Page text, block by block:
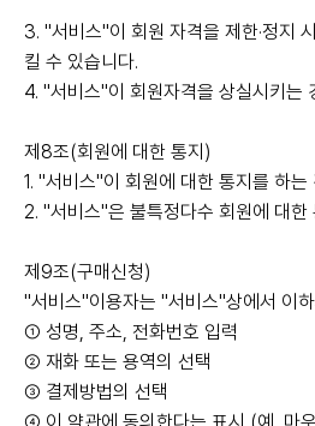
3. "서비스"이 회원 자격을 제한·정지
킬 수 있습니다.
4. "서비스"이 회원자격을 상실시키는
제8조(회원에 대한 통지)
1. "서비스"이 회원에 대한 통지를 하
2. "서비스"은 불특정다수 회원에 대
제9조(구매신청)
"서비스"이용자는 "서비스"상에서 이
① 성명, 주소, 전화번호 입력
② 재화 또는 용역의 선택
③ 결제방법의 선택